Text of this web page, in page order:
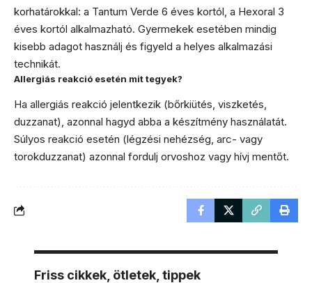
korhatárokkal: a Tantum Verde 6 éves kortól, a Hexoral 3
éves kortól alkalmazható. Gyermekek esetében mindig
kisebb adagot használj és figyeld a helyes alkalmazási
technikát.
Allergiás reakció esetén mit tegyek?
Ha allergiás reakció jelentkezik (bőrkiütés, viszketés,
duzzanat), azonnal hagyd abba a készítmény használatát.
Súlyos reakció esetén (légzési nehézség, arc- vagy
torokduzzanat) azonnal fordulj orvoshoz vagy hívj mentőt.
Friss cikkek, ötletek, tippek